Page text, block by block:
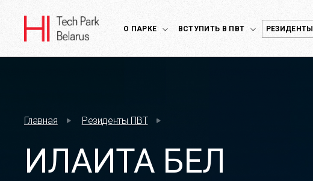
О ПАРКЕ ВСТУПИТЬ В ПВТ РЕЗИДЕНТЫ
Главная Резиденты ПВТ
ИЛАИТА БЕЛ